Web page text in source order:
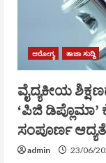
ಆರೋಗ್ಯ ತಾಜಾ ಸುದ್ದಿ
ವೈದ್ಯಕೀಯ
‘ಪಿಜಿ ಡಿಪ್ಲೊಮಾ’
ಸಂಪೂರ್ಣ
admin 23/06/